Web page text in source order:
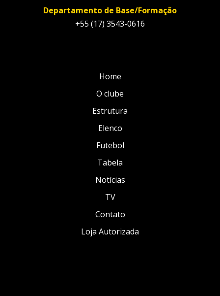
Departamento de Base/Formação
+55 (17) 3543-0616
Home
O clube
Estrutura
Elenco
Futebol
Tabela
Notícias
TV
Contato
Loja Autorizada